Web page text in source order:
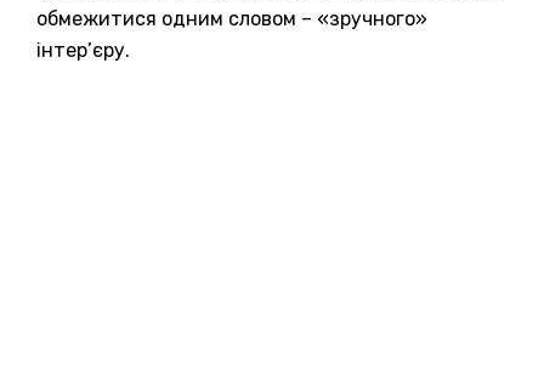
обмежитися одним словом – «зручного»
інтер’єру.